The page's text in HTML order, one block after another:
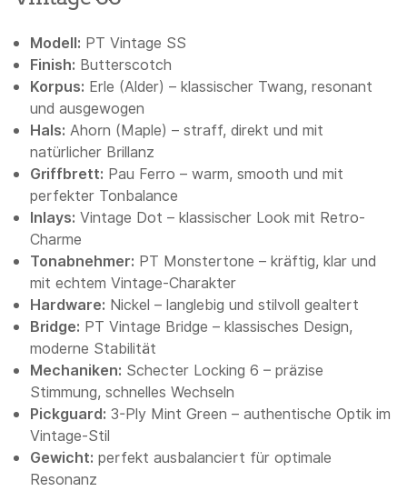
Modell: PT Vintage SS
Finish: Butterscotch
Korpus: Erle (Alder) – klassischer Twang, resonant
und ausgewogen
Hals: Ahorn (Maple) – straff, direkt und mit
natürlicher Brillanz
Griffbrett: Pau Ferro – warm, smooth und mit
perfekter Tonbalance
Inlays: Vintage Dot – klassischer Look mit Retro-
Charme
Tonabnehmer: PT Monstertone – kräftig, klar und
mit echtem Vintage-Charakter
Hardware: Nickel – langlebig und stilvoll gealtert
Bridge: PT Vintage Bridge – klassisches Design,
moderne Stabilität
Mechaniken: Schecter Locking 6 – präzise
Stimmung, schnelles Wechseln
Pickguard: 3-Ply Mint Green – authentische Optik im
Vintage-Stil
Gewicht: perfekt ausbalanciert für optimale
Resonanz